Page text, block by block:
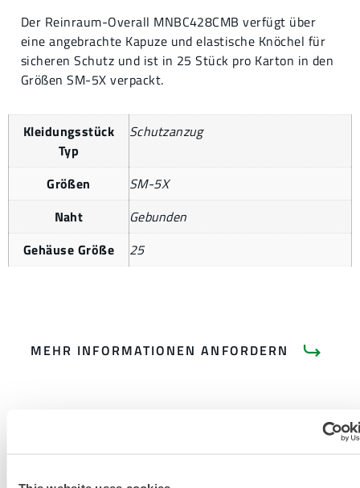
Der Reinraum-Overall MNBC428CMB verfügt über
eine angebrachte Kapuze und elastische Knöchel für
sicheren Schutz und ist in 25 Stück pro Karton in den
Größen SM-5X verpackt.
Kleidungsstück
Typ
Schutzanzug
Größen
SM-5X
Naht
Gebunden
Gehäuse Größe
25
MEHR INFORMATIONEN ANFORDERN